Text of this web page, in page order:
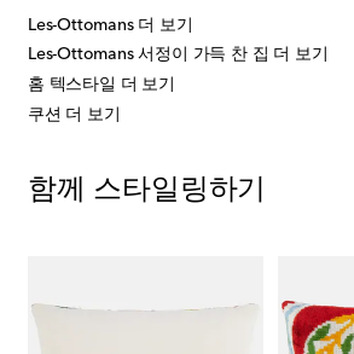
Les-Ottomans 더 보기
Les-Ottomans 서정이 가득 찬 집 더 보기
홈 텍스타일 더 보기
쿠션 더 보기
함께 스타일링하기